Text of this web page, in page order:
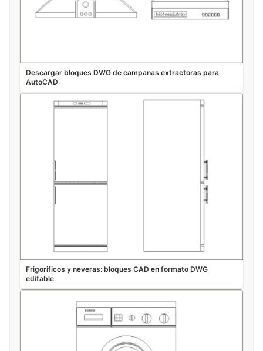
Descargar bloques DWG de campanas extractoras para
AutoCAD
Frigorificos y neveras: bloques CAD en formato DWG
editable